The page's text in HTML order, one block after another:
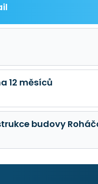
12 měsíců
budovy